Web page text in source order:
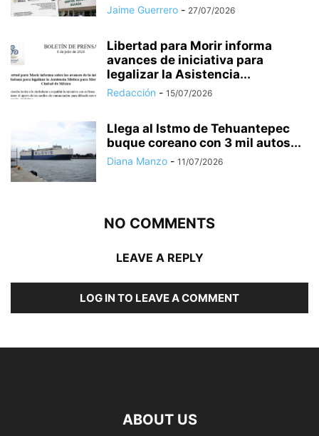
Jaime Guerrero - 27/07/2026
Libertad para Morir informa
avances de iniciativa para
legalizar la Asistencia...
Redacción - 15/07/2026
Llega al Istmo de Tehuantepec
buque coreano con 3 mil autos...
Diana Manzo - 11/07/2026
NO COMMENTS
LEAVE A REPLY
LOG IN TO LEAVE A COMMENT
ABOUT US